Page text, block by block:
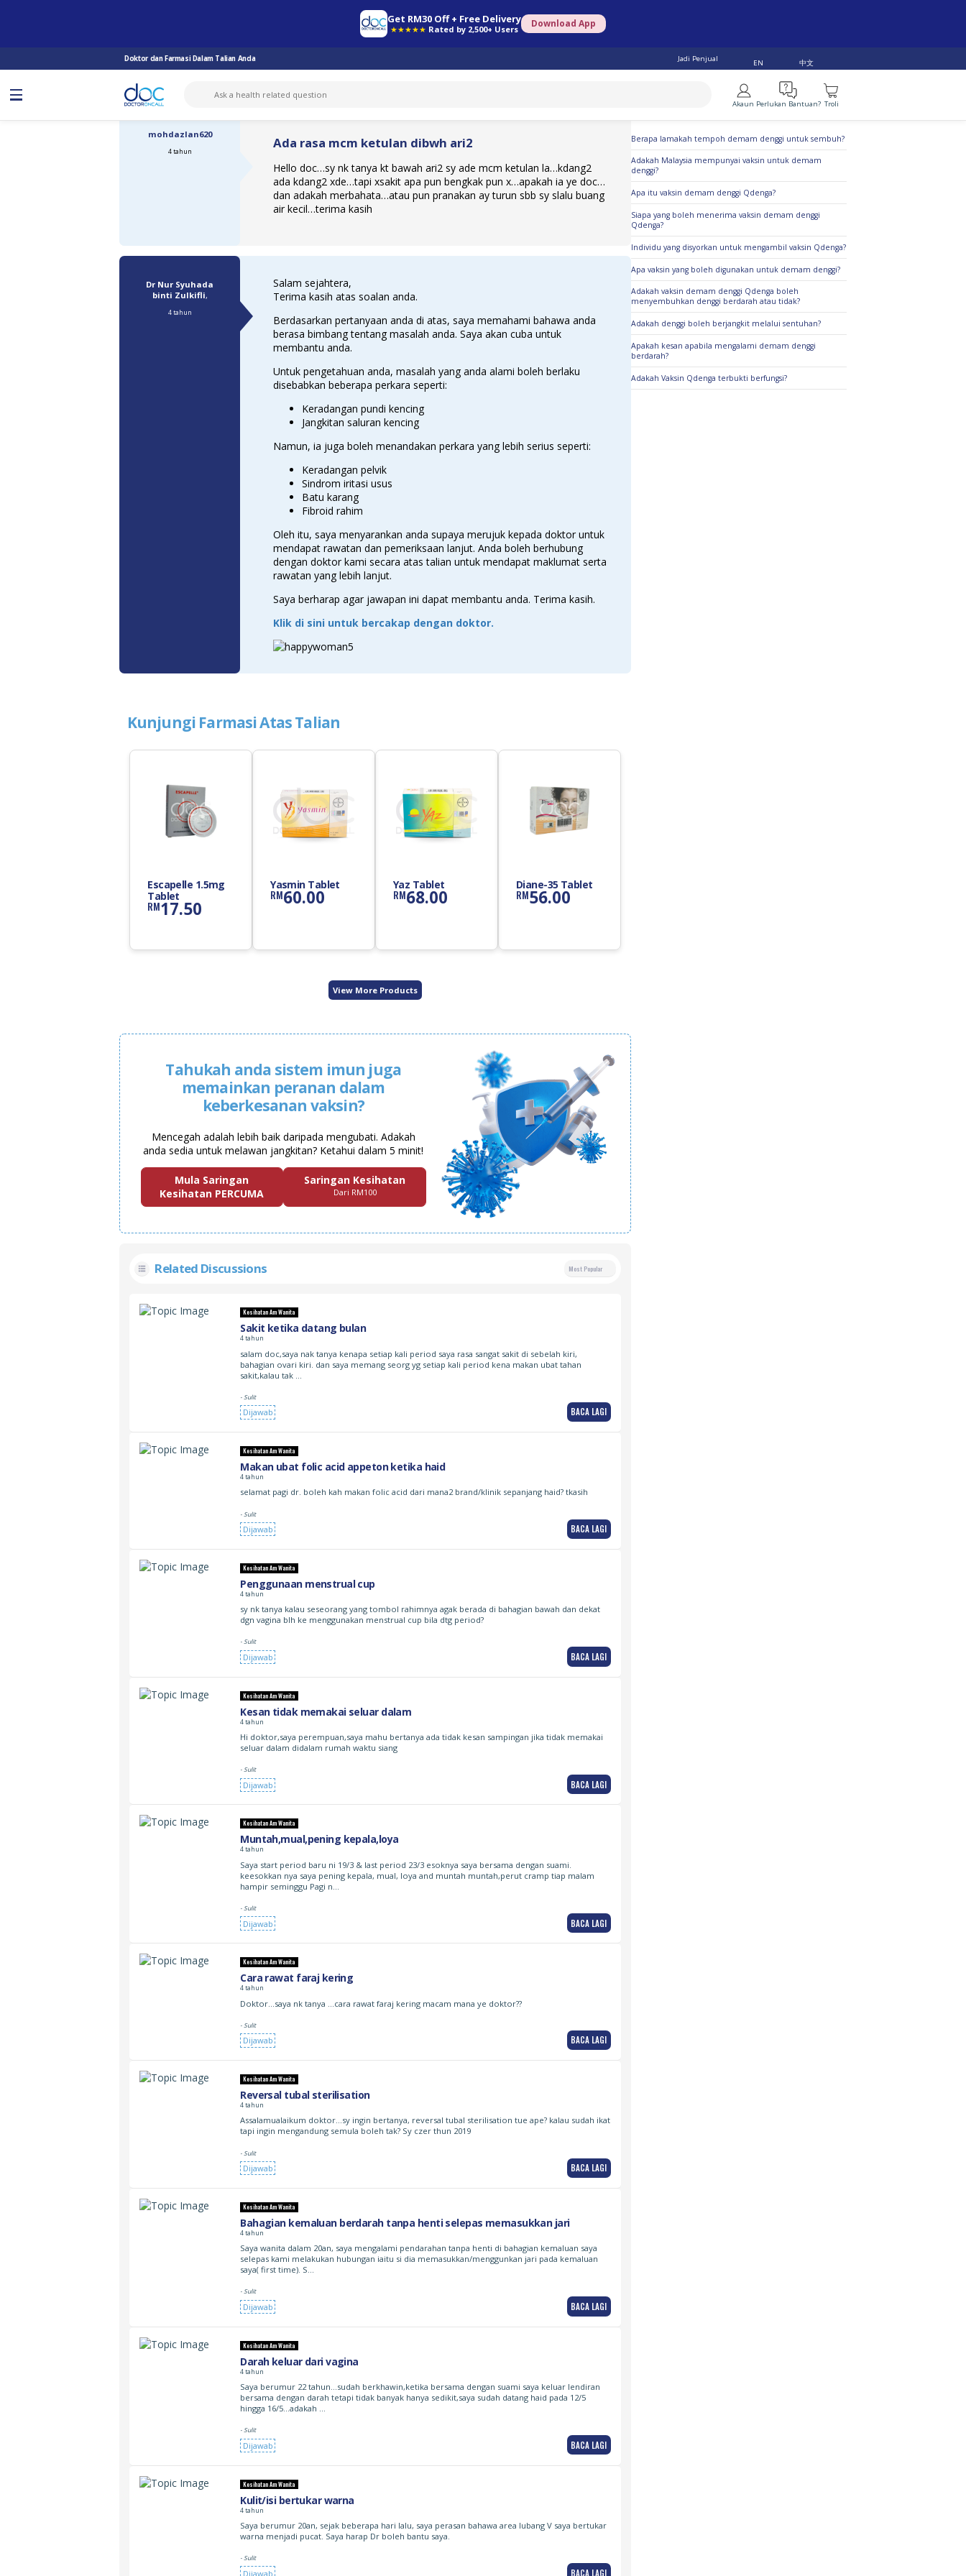
Get RM30 Off + Free Delivery
★★★★★ Rated by 2,500+ Users Download App
Doktor dan Farmasi Dalam Talian Anda Jadi Penjual
EN 中文
Akaun Perlukan Bantuan? Troli
mohdazlan620
4 tahun
Ada rasa mcm ketulan dibwh ari2
Hello doc…sy nk tanya kt bawah ari2 sy ade mcm ketulan la…kdang2
ada kdang2 xde…tapi xsakit apa pun bengkak pun x…apakah ia ye doc…
dan adakah merbahata…atau pun pranakan ay turun sbb sy slalu buang
air kecil…terima kasih
Dr Nur Syuhada
binti Zulkifli,
4 tahun
Salam sejahtera,
Terima kasih atas soalan anda.
Berdasarkan pertanyaan anda di atas, saya memahami bahawa anda
berasa bimbang tentang masalah anda. Saya akan cuba untuk
membantu anda.
Untuk pengetahuan anda, masalah yang anda alami boleh berlaku
disebabkan beberapa perkara seperti:
Keradangan pundi kencing
Jangkitan saluran kencing
Namun, ia juga boleh menandakan perkara yang lebih serius seperti:
Keradangan pelvik
Sindrom iritasi usus
Batu karang
Fibroid rahim
Oleh itu, saya menyarankan anda supaya merujuk kepada doktor untuk
mendapat rawatan dan pemeriksaan lanjut. Anda boleh berhubung
dengan doktor kami secara atas talian untuk mendapat maklumat serta
rawatan yang lebih lanjut.
Saya berharap agar jawapan ini dapat membantu anda. Terima kasih.
Klik di sini untuk bercakap dengan doktor.
Kunjungi Farmasi Atas Talian
Escapelle 1.5mg
Tablet
RM17.50
Yasmin Tablet
RM60.00
Yaz Tablet
RM68.00
Diane-35 Tablet
RM56.00
View More Products
Tahukah anda sistem imun juga
memainkan peranan dalam
keberkesanan vaksin?
Mencegah adalah lebih baik daripada mengubati. Adakah
anda sedia untuk melawan jangkitan? Ketahui dalam 5 minit!
Mula Saringan
Kesihatan PERCUMA
Saringan Kesihatan
Dari RM100
Related Discussions Most Popular
Kesihatan Am Wanita
Sakit ketika datang bulan
4 tahun
salam doc,saya nak tanya kenapa setiap kali period saya rasa sangat sakit di sebelah kiri,
bahagian ovari kiri. dan saya memang seorg yg setiap kali period kena makan ubat tahan
sakit,kalau tak …
- Sulit
Dijawab BACA LAGI
Kesihatan Am Wanita
Makan ubat folic acid appeton ketika haid
4 tahun
selamat pagi dr. boleh kah makan folic acid dari mana2 brand/klinik sepanjang haid? tkasih
- Sulit
Dijawab BACA LAGI
Kesihatan Am Wanita
Penggunaan menstrual cup
4 tahun
sy nk tanya kalau seseorang yang tombol rahimnya agak berada di bahagian bawah dan dekat
dgn vagina blh ke menggunakan menstrual cup bila dtg period?
- Sulit
Dijawab BACA LAGI
Kesihatan Am Wanita
Kesan tidak memakai seluar dalam
4 tahun
Hi doktor,saya perempuan,saya mahu bertanya ada tidak kesan sampingan jika tidak memakai
seluar dalam didalam rumah waktu siang
- Sulit
Dijawab BACA LAGI
Kesihatan Am Wanita
Muntah,mual,pening kepala,loya
4 tahun
Saya start period baru ni 19/3 & last period 23/3 esoknya saya bersama dengan suami.
keesokkan nya saya pening kepala, mual, loya and muntah muntah,perut cramp tiap malam
hampir seminggu Pagi n…
- Sulit
Dijawab BACA LAGI
Kesihatan Am Wanita
Cara rawat faraj kering
4 tahun
Doktor…saya nk tanya …cara rawat faraj kering macam mana ye doktor??
- Sulit
Dijawab BACA LAGI
Kesihatan Am Wanita
Reversal tubal sterilisation
4 tahun
Assalamualaikum doktor…sy ingin bertanya, reversal tubal sterilisation tue ape? kalau sudah ikat
tapi ingin mengandung semula boleh tak? Sy czer thun 2019
- Sulit
Dijawab BACA LAGI
Kesihatan Am Wanita
Bahagian kemaluan berdarah tanpa henti selepas memasukkan jari
4 tahun
Saya wanita dalam 20an, saya mengalami pendarahan tanpa henti di bahagian kemaluan saya
selepas kami melakukan hubungan iaitu si dia memasukkan/menggunkan jari pada kemaluan
saya( first time). S…
- Sulit
Dijawab BACA LAGI
Kesihatan Am Wanita
Darah keluar dari vagina
4 tahun
Saya berumur 22 tahun…sudah berkhawin,ketika bersama dengan suami saya keluar lendiran
bersama dengan darah tetapi tidak banyak hanya sedikit,saya sudah datang haid pada 12/5
hingga 16/5…adakah …
- Sulit
Dijawab BACA LAGI
Kesihatan Am Wanita
Kulit/isi bertukar warna
4 tahun
Saya berumur 20an, sejak beberapa hari lalu, saya perasan bahawa area lubang V saya bertukar
warna menjadi pucat. Saya harap Dr boleh bantu saya.
- Sulit
Dijawab BACA LAGI
Berapa lamakah tempoh demam denggi untuk sembuh?
Adakah Malaysia mempunyai vaksin untuk demam
denggi?
Apa itu vaksin demam denggi Qdenga?
Siapa yang boleh menerima vaksin demam denggi
Qdenga?
Individu yang disyorkan untuk mengambil vaksin Qdenga?
Apa vaksin yang boleh digunakan untuk demam denggi?
Adakah vaksin demam denggi Qdenga boleh
menyembuhkan denggi berdarah atau tidak?
Adakah denggi boleh berjangkit melalui sentuhan?
Apakah kesan apabila mengalami demam denggi
berdarah?
Adakah Vaksin Qdenga terbukti berfungsi?